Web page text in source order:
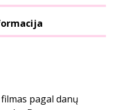
pagal danų